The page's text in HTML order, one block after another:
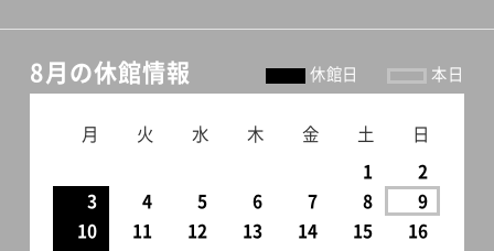
8月の休館情報 休館日 本日
月 火 水 木 金 土 日
1
2
3
4 5 6 7 8
9
10
11 12 13 14 15
16